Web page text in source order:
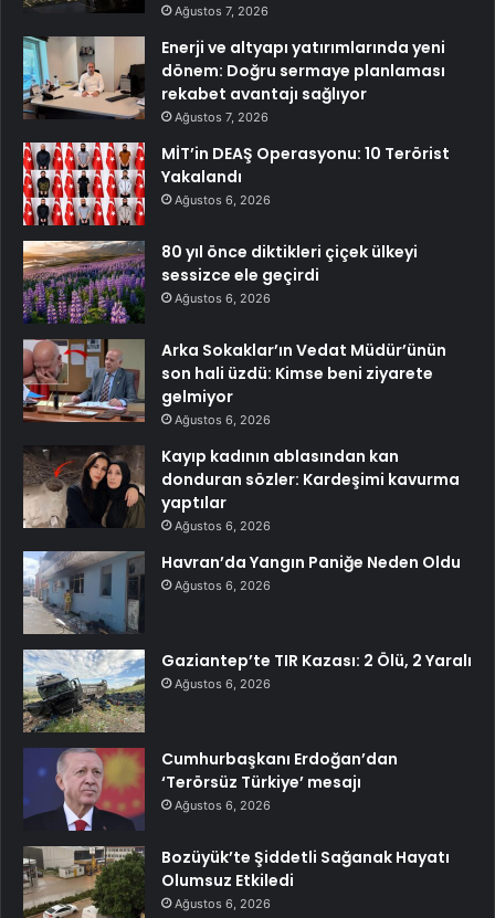
Ağustos 7, 2026
Enerji ve altyapı yatırımlarında yeni
dönem: Doğru sermaye planlaması
rekabet avantajı sağlıyor
Ağustos 7, 2026
MİT’in DEAŞ Operasyonu: 10 Terörist
Yakalandı
Ağustos 6, 2026
80 yıl önce diktikleri çiçek ülkeyi
sessizce ele geçirdi
Ağustos 6, 2026
Arka Sokaklar’ın Vedat Müdür’ünün
son hali üzdü: Kimse beni ziyarete
gelmiyor
Ağustos 6, 2026
Kayıp kadının ablasından kan
donduran sözler: Kardeşimi kavurma
yaptılar
Ağustos 6, 2026
Havran’da Yangın Paniğe Neden Oldu
Ağustos 6, 2026
Gaziantep’te TIR Kazası: 2 Ölü, 2 Yaralı
Ağustos 6, 2026
Cumhurbaşkanı Erdoğan’dan
‘Terörsüz Türkiye’ mesajı
Ağustos 6, 2026
Bozüyük’te Şiddetli Sağanak Hayatı
Olumsuz Etkiledi
Ağustos 6, 2026